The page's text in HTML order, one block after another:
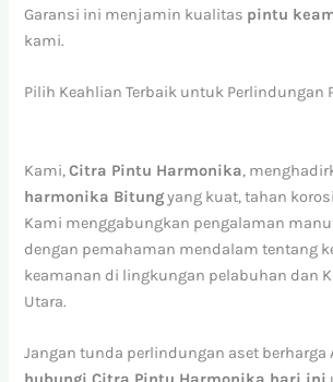
Garansi ini menjamin kualitas pintu
kami.
Pilih Keahlian Terbaik untuk Perlindungan
Kami,Citra Pintu Harmonika,
harmonika Bitungyang kuat, tahan
Kami menggabungkan pengalaman
dengan pemahaman mendalam tentang
keamanan di lingkungan pelabuhan dan
Utara.
Jangan tunda perlindungan aset berharga